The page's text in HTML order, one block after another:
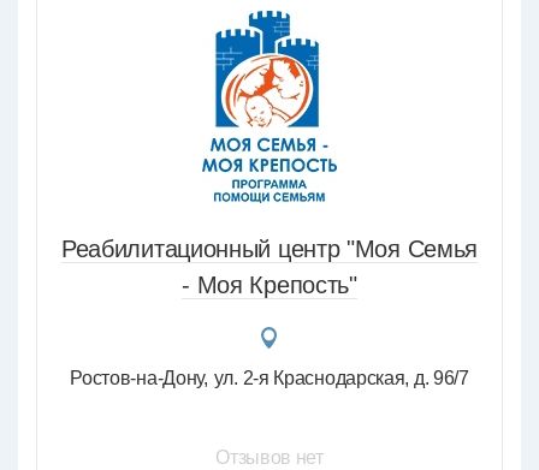
Реабилитационный центр "Моя Семья
- Моя Крепость"
Ростов-на-Дону ул. 2-я Краснодарская, д. 96/7
Отзывов нет